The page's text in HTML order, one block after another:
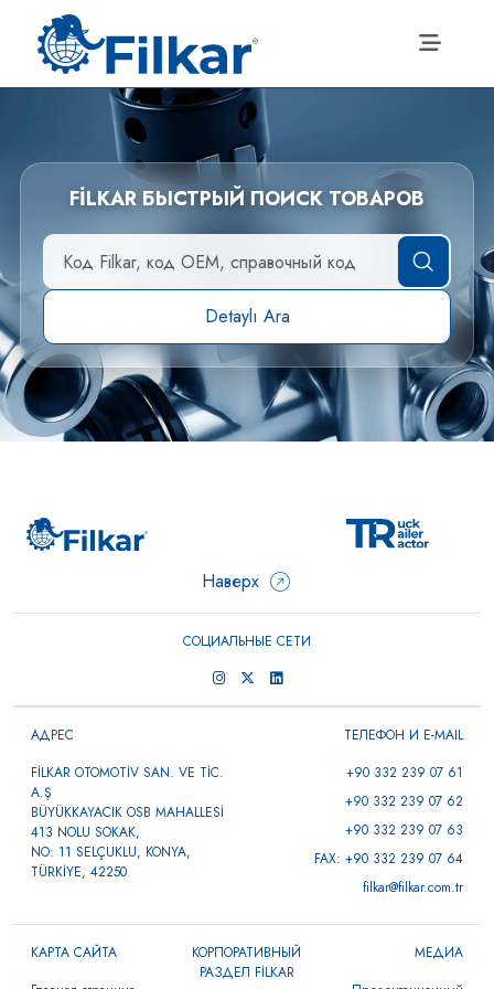
FİLKAR БЫСТРЫЙ ПОИСК ТОВАРОВ
Detaylı Ara
Наверх
СОЦИАЛЬНЫЕ СЕТИ
АДРЕС
FİLKAR OTOMOTİV SAN. VE TİC.
A.Ş
BÜYÜKKAYACIK OSB MAHALLESİ
413 NOLU SOKAK,
NO: 11 SELÇUKLU, KONYA,
TÜRKİYE, 42250
ТЕЛЕФОН И E-MAIL
+90 332 239 07 61
+90 332 239 07 62
+90 332 239 07 63
FAX: +90 332 239 07 64
filkar@filkar.com.tr
КАРТА САЙТА
КОРПОРАТИВНЫЙ
РАЗДЕЛ FİLKAR
МЕДИА